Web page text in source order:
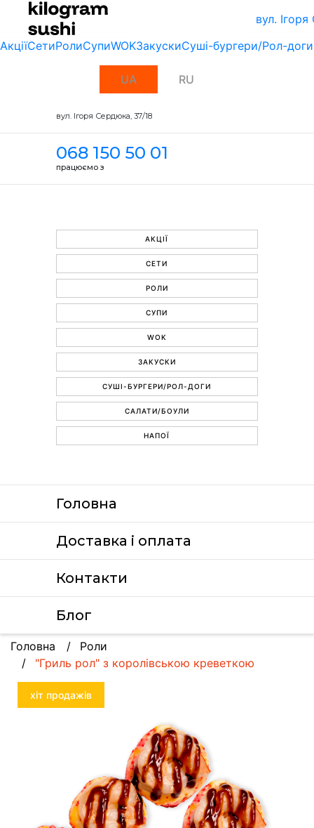
вул.
АкціїСетиРолиСупиWOKЗакускиСуші-бургери/Рол-доги
UA RU
вул. Ігоря Сердюка, 37/18
068 150 50 01
працюємо з
АКЦІЇ
СЕТИ
РОЛИ
СУПИ
WOK
ЗАКУСКИ
СУШІ-БУРГЕРИ/РОЛ-ДОГИ
САЛАТИ/БОУЛИ
НАПОЇ
Головна
Доставка i оплата
Контакти
Блог
Головна
Роли
"Гриль рол" з королівською креветкою
хіт продажів